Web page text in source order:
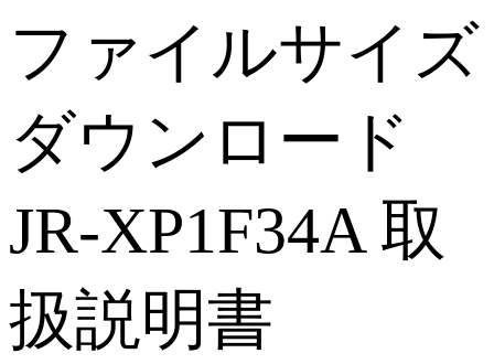
ファイルサイズ
ダウンロード
JR-XP1F34A 取
扱説明書